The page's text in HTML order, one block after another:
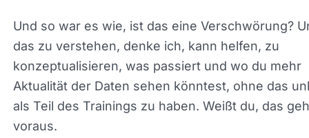
wer ist der Besitzer von Twitter? Und die Antwort
Elon Musk. Und ich war wie, woher weißt du
es nicht ist. Weißt du, wenn das neuer ist, und
es wie zurückgehen, richtig? Es konnte nicht
was du gerade erklärt hast.